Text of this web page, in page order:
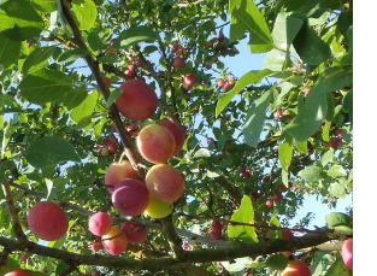
ANNUAIRE DES PRODUCTEURS